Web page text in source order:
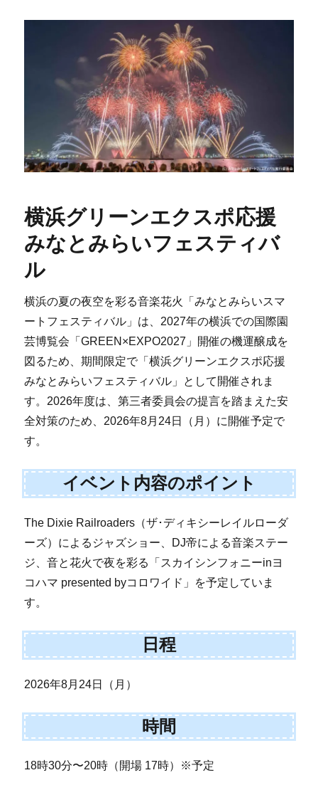
横浜グリーンエクスポ応援
みなとみらいフェスティバ
ル
横浜の夏の夜空を彩る音楽花火「みなとみらいスマ
ートフェスティバル」は、2027年の横浜での国際園
芸博覧会「GREEN×EXPO2027」開催の機運醸成を
図るため、期間限定で「横浜グリーンエクスポ応援
みなとみらいフェスティバル」として開催されま
す。2026年度は、第三者委員会の提言を踏まえた安
全対策のため、2026年8月24日（月）に開催予定で
す。
イベント内容のポイント
The Dixie Railroaders（ザ･ディキシーレイルローダ
ーズ）によるジャズショー、DJ帝による音楽ステー
ジ、音と花火で夜を彩る「スカイシンフォニーinヨ
コハマ presented byコロワイド」を予定していま
す。
日程
2026年8月24日（月）
時間
18時30分〜20時（開場 17時）※予定